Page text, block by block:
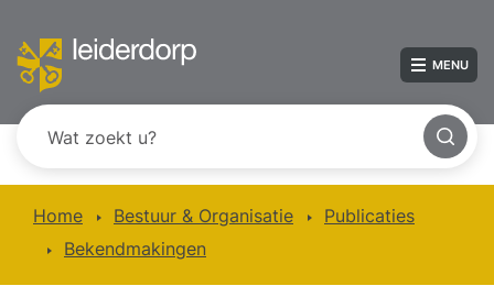
MENU
Home Bestuur & Organisatie
Publicaties
Bekendmakingen